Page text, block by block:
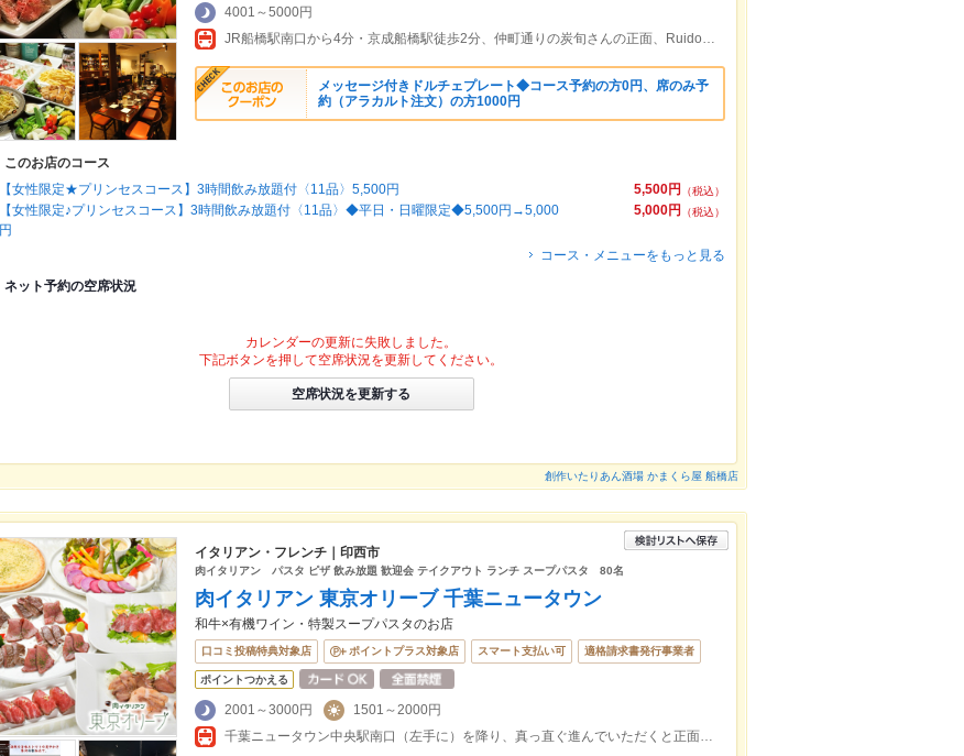
4001～5000円
JR船橋駅南口から4分・京成船橋駅徒歩2分、仲町通りの炭旬さんの正面、Ruidoさんの上に当店がございます。
メッセージ付きドルチェプレート◆コース予約の方0円、席のみ予
約（アラカルト注文）の方1000円
このお店のコース
5,500円
（税込）
【女性限定★プリンセスコース】3時間飲み放題付〈11品〉5,500円
5,000円
（税込）
【女性限定♪プリンセスコース】3時間飲み放題付〈11品〉◆平日・日曜限定◆5,500円→5,000
円
コース・メニューをもっと見る
ネット予約の空席状況
カレンダーの更新に失敗しました。
下記ボタンを押して空席状況を更新してください。
空席状況を更新する
創作いたりあん酒場 かまくら屋 船橋店
イタリアン・フレンチ｜印西市
肉イタリアン パスタ ピザ 飲み放題 歓迎会 テイクアウト ランチ スープパスタ 80名
肉イタリアン 東京オリーブ 千葉ニュータウン
和牛×有機ワイン・特製スープパスタのお店
口コミ投稿特典対象店 ポイントプラス対象店 スマート支払い可 適格請求書発行事業者
ポイントつかえる
2001～3000円
1501～2000円
千葉ニュータウン中央駅南口（左手に）を降り、真っ直ぐ進んでいただくと正面のCCBビルの1階にございます。